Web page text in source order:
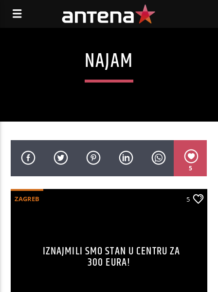
NAJAM
5
ZAGREB 5
IZNAJMILI SMO STAN U CENTRU ZA
300 EURA!